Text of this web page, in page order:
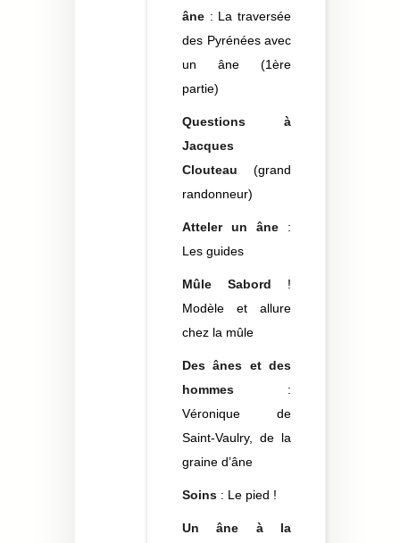
âne : La traversée
des Pyrénées avec
un âne (1ère
partie)
Questions à
Jacques
Clouteau (grand
randonneur)
Atteler un âne :
Les guides
Mûle Sabord !
Modèle et allure
chez la mûle
Des ânes et des
hommes :
Véronique de
Saint-Vaulry, de la
graine d’âne
Soins : Le pied !
Un âne à la